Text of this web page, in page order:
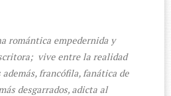
romántica empedernida y
vive entre la realidad
además, francófila, fanática de
desgarrados, adicta al